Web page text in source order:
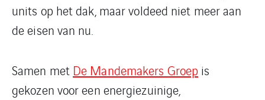
units op het dak, maar voldeed niet meer aan
de eisen van nu.
Samen met De Mandemakers Groep is
gekozen voor een energiezuinige,